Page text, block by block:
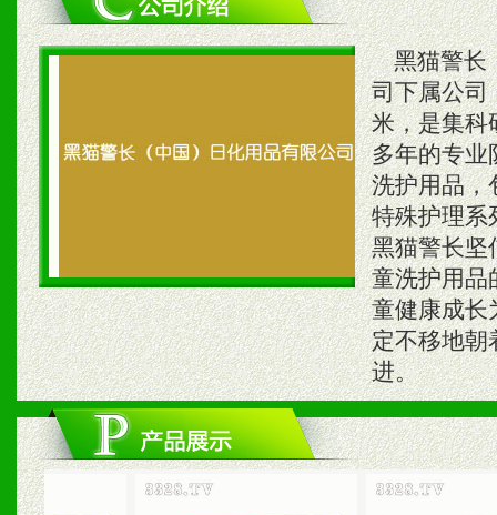
黑猫警长
司下属公司
米，是集科
多年的专业
洗护用品，
特殊护理系
黑猫警长坚
童洗护用品
童健康成长
定不移地朝
进。